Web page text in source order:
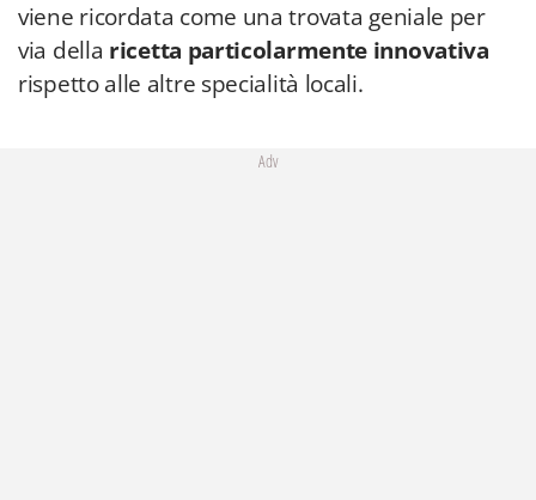
viene ricordata come una trovata geniale per
via della ricetta particolarmente innovativa
rispetto alle altre specialità locali.
Adv